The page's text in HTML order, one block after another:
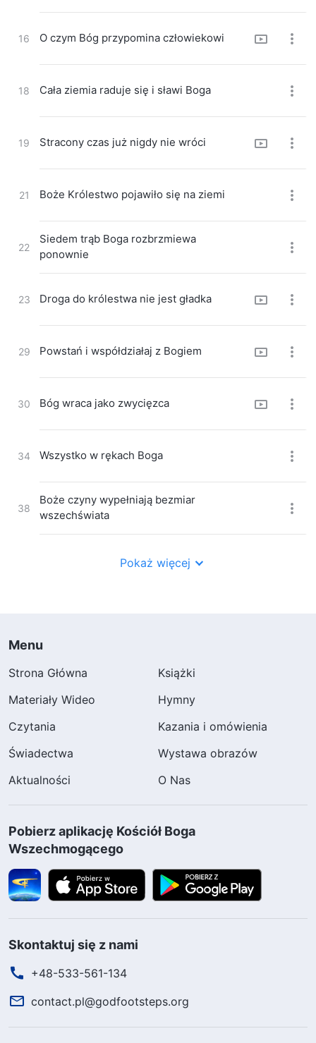
16 O czym Bóg przypomina człowiekowi
18 Cała ziemia raduje się i sławi Boga
19 Stracony czas już nigdy nie wróci
21 Boże Królestwo pojawiło się na ziemi
22
Siedem trąb Boga rozbrzmiewa
ponownie
23 Droga do królestwa nie jest gładka
29 Powstań i współdziałaj z Bogiem
30 Bóg wraca jako zwycięzca
34 Wszystko w rękach Boga
38
Boże czyny wypełniają bezmiar
wszechświata
nie zostało zrozumiane
(Wersja 2)
Największe błogosławieństwo, jakim Bóg
obdarza człowieka
64 Bóg przywróci dawny stan stworzenia
Zbliża się sprawiedliwy sąd Boży nad
66
Bóg naprawi niesprawiedliwość
67 Kto się troszczy o Boże intencje?
Pokaż więcej
Menu
Strona Główna
Książki
Materiały Wideo
Hymny
Czytania
Kazania i omówienia
Świadectwa
Wystawa obrazów
Aktualności
O Nas
Pobierz aplikację Kościół Boga
Wszechmogącego
Skontaktuj się z nami
+48-533-561-134
contact.pl@godfootsteps.org